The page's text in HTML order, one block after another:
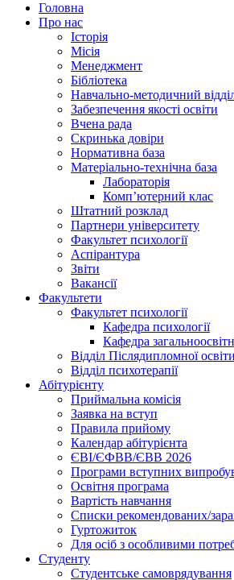
Головна
Про нас
Історія
Місія
Менеджмент
Бібліотека
Навчально-методичний
Забезпечення якості освіти
Вчена рада
Скринька довіри
Нормативна база
Матеріально-технічна база
Лабораторія
Компʼютерний клас
Штатний розклад
Партнери університету
Факультет психології
Аспірантура
Звіти
Вакансії
Факультети
Факультет психології
Кафедра психології
Кафедра
Відділ Післядипломної освіти
Відділ психотерапії
Абітурієнту
Приймальна комісія
Заявка на вступ
Правила прийому
Календар абітурієнта
ЄВІ/ЄФВВ/ЄВВ 2026
Програми вступних
Освітня програма
Вартість навчання
Списки рекомендованих/
Гуртожиток
Для осіб з особливими
Студенту
Студентське самоврядування